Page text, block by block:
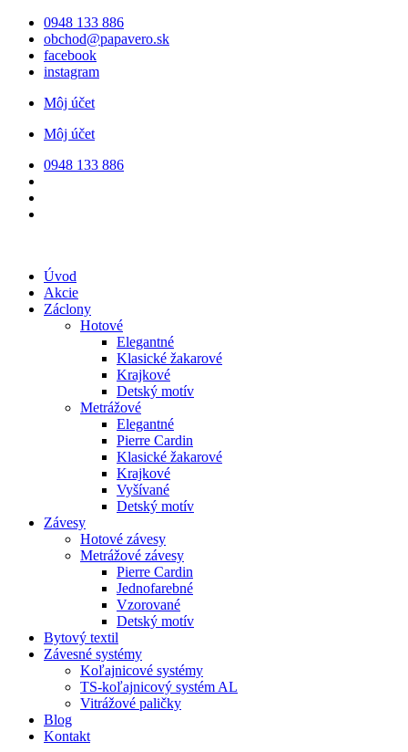
Preskočiť
obsah
0948 133 886
obchod@papavero.sk
facebook
instagram
Môj účet
Môj účet
0948 133 886
Úvod
Akcie
Záclony
Hotové
Elegantné
Klasické žakarové
Krajkové
Detský motív
Metrážové
Elegantné
Pierre Cardin
Klasické žakarové
Krajkové
Vyšívané
Detský motív
Závesy
Hotové závesy
Metrážové závesy
Pierre Cardin
Jednofarebné
Vzorované
Detský motív
Bytový textil
Závesné systémy
Koľajnicové systémy
TS-koľajnicový systém AL
Vitrážové paličky
Blog
Kontakt